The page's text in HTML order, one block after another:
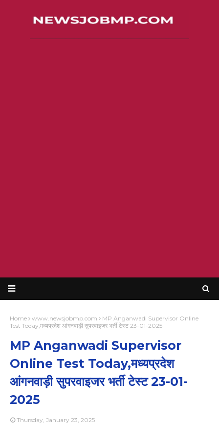
Home www.newsjobmp.com
MP Anganwadi Supervisor Online
Test Today,मध्यप्रदेश आंगनवाड़ी सुपरवाइजर भर्ती टेस्ट 23-01-2025
MP Anganwadi Supervisor
Online Test Today,मध्यप्रदेश
आंगनवाड़ी सुपरवाइजर भर्ती टेस्ट 23-01-
2025
Thursday, January 23, 2025